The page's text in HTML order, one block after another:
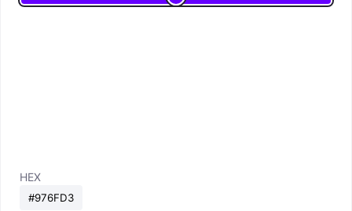
HEX